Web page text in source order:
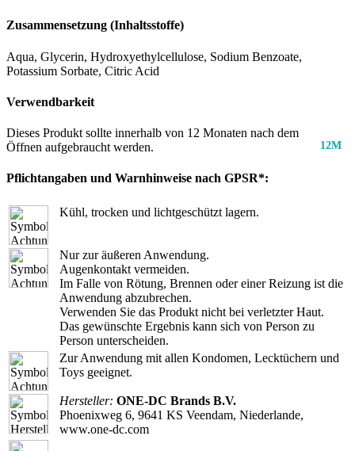
Zusammensetzung (Inhaltsstoffe)
Aqua, Glycerin, Hydroxyethylcellulose, Sodium Benzoate,
Potassium Sorbate, Citric Acid
12M
Verwendbarkeit
Dieses Produkt sollte innerhalb von 12 Monaten nach dem
Öffnen aufgebraucht werden.
Pflichtangaben und Warnhinweise nach GPSR*:
Kühl, trocken und lichtgeschützt lagern.
Nur zur äußeren Anwendung.
Augenkontakt vermeiden.
Im Falle von Rötung, Brennen oder einer Reizung ist die
Anwendung abzubrechen.
Verwenden Sie das Produkt nicht bei verletzter Haut.
Das gewünschte Ergebnis kann sich von Person zu
Person unterscheiden.
Zur Anwendung mit allen Kondomen, Lecktüchern und
Toys geeignet.
Hersteller: ONE-DC Brands B.V.
Phoenixweg 6, 9641 KS Veendam, Niederlande,
www.one-dc.com